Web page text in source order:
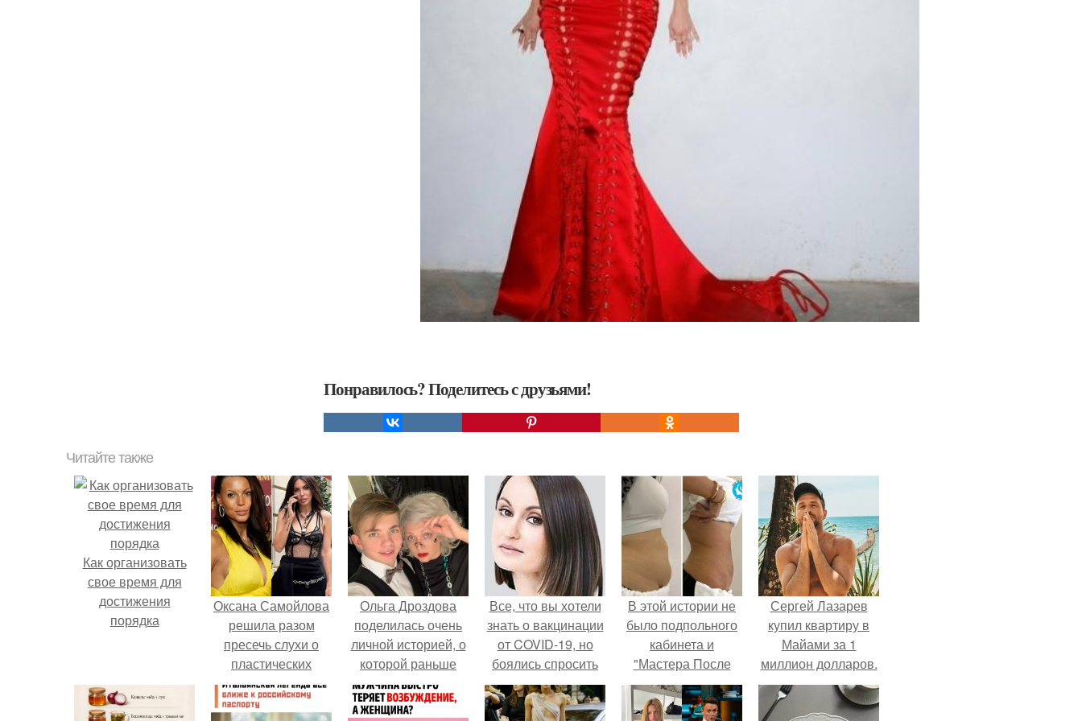
Понравилось? Поделитесь с друзьями!
Читайте также
Как организовать
свое время для
достижения
порядка
Оксана Самойлова
решила разом
пресечь слухи о
пластических
операциях и
публично
Ольга Дроздова
поделилась очень
личной историей, о
которой раньше
почти не говорила.
Все, что вы хотели
знать о вакцинации
от COVID-19, но
боялись спросить
В этой истории не
было подпольного
кабинета и
"Мастера После
Двухнедельных
Курсов".
Сергей Лазарев
купил квартиру в
Майами за 1
миллион долларов.